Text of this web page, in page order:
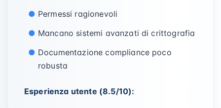
Permessi ragionevoli
Mancano sistemi avanzati di crittografia
Documentazione compliance poco
robusta
Esperienza utente (8.5/10):